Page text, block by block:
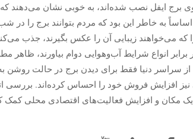
برج ایفل نصب شده‌اند، به خوبی نشان می‌دهند
به خاطر این بود که مردم بتوانند برج را در
می‌خواهند زیبایی آن را عکس بگیرند، جذب
برابر انواع شرایط آب‌وهوایی دوام بیاورند،
سراسر دنیا فقط برای دیدن برج در حالت روشن به
افزایش فروش خود را احساس کرده‌اند. بررسی
مکان و افزایش فعالیت‌های اقتصادی محلی کمک